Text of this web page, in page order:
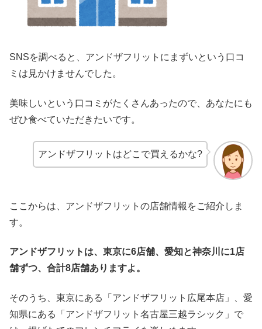
SNSを調べると、アンドザフリットにまずいという口コ
ミは見かけませんでした。
美味しいという口コミがたくさんあったので、あなたにも
ぜひ食べていただきたいです。
アンドザフリットはどこで買えるかな?
ここからは、アンドザフリットの店舗情報をご紹介しま
す。
アンドザフリットは、東京に6店舗、愛知と神奈川に1店
舗ずつ、合計8店舗ありますよ。
そのうち、東京にある「アンドザフリット広尾本店」、愛
知県にある「アンドザフリット名古屋三越ラシック」で